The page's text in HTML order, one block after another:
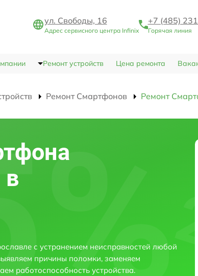
ул. Свободы, 16
Адрес сервисного центра Infinix
+7 (485)
Горячая линия
Ремонт устройств Цена ремонта
Ремонт Смартфонов Ремонт
в
с устранением неисправностей любой
причины поломки, заменяем
работоспособность устройства.